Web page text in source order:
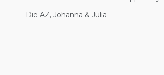
Die AZ, Johanna & Julia